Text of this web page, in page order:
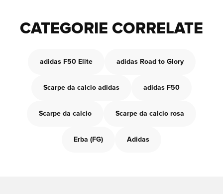
CATEGORIE CORRELATE
adidas F50 Elite adidas Road to Glory
Scarpe da calcio adidas adidas F50
Scarpe da calcio Scarpe da calcio rosa
Erba (FG) Adidas